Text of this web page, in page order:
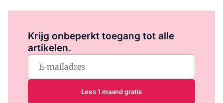
Krijg onbeperkt toegang tot alle
artikelen.
Lees 1 maand gratis